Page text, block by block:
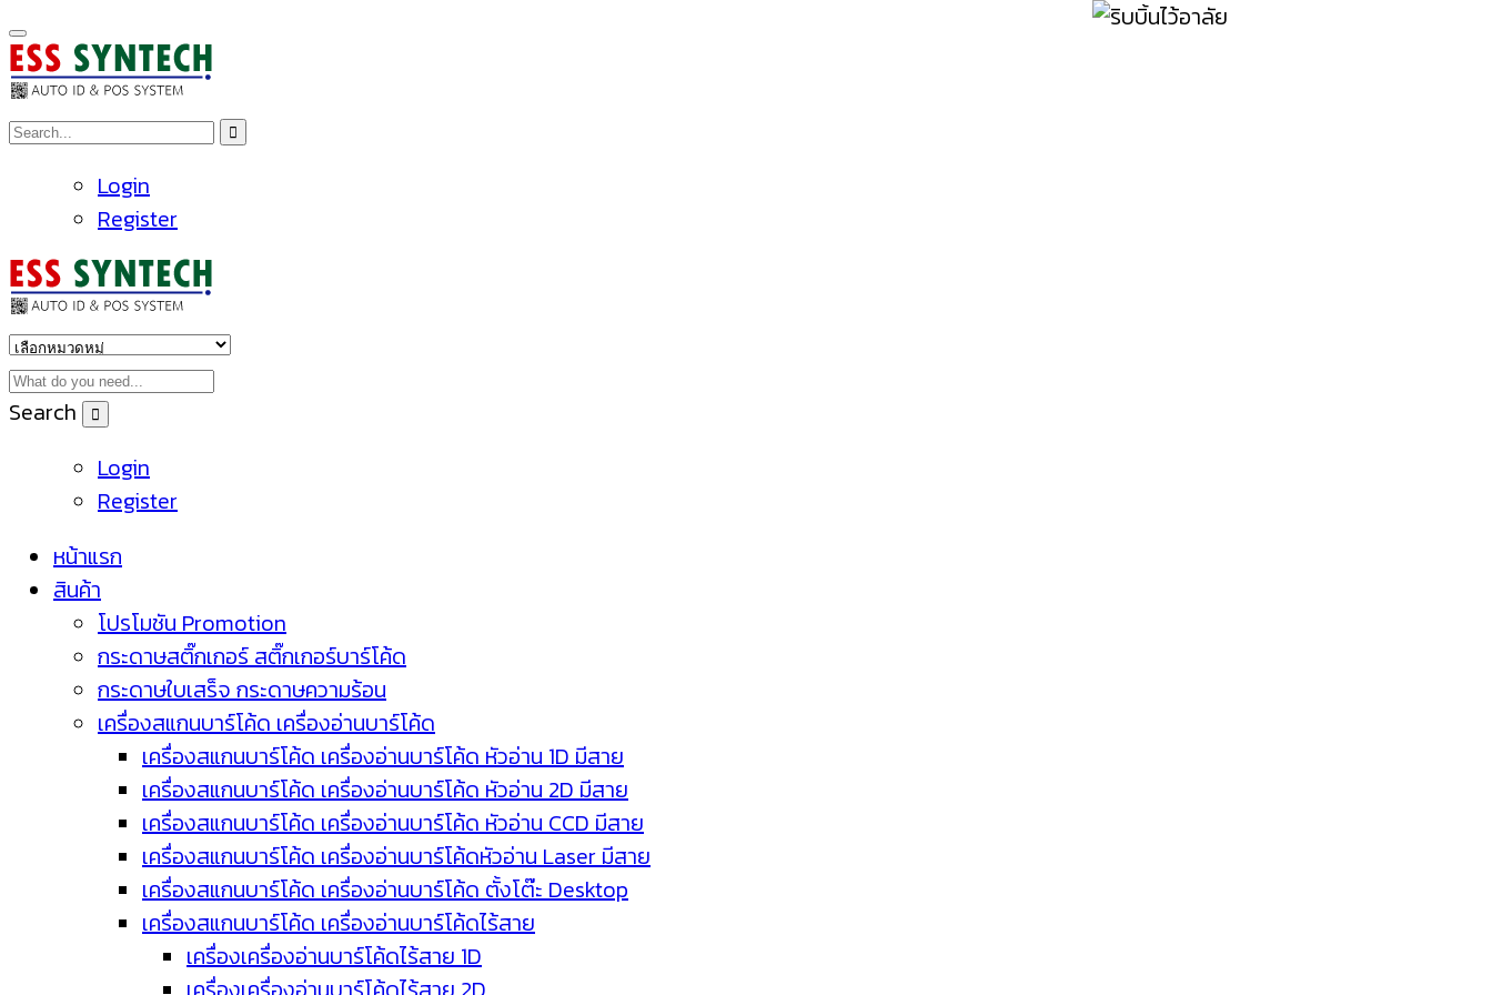
Login
Register
Search
Login
Register
หน้าแรก
สินค้า
โปรโมชัน Promotion
กระดาษสติ๊กเกอร์ สติ๊กเกอร์บาร์โค้ด
กระดาษใบเสร็จ กระดาษความร้อน
เครื่องสแกนบาร์โค้ด เครื่องอ่านบาร์โค้ด
เครื่องสแกนบาร์โค้ด เครื่องอ่านบาร์โค้ด หัวอ่าน 1D มีสาย
เครื่องสแกนบาร์โค้ด เครื่องอ่านบาร์โค้ด หัวอ่าน 2D มีสาย
เครื่องสแกนบาร์โค้ด เครื่องอ่านบาร์โค้ด หัวอ่าน CCD มีสาย
เครื่องสแกนบาร์โค้ด เครื่องอ่านบาร์โค้ดหัวอ่าน Laser มีสาย
เครื่องสแกนบาร์โค้ด เครื่องอ่านบาร์โค้ด ตั้งโต๊ะ Desktop
เครื่องสแกนบาร์โค้ด เครื่องอ่านบาร์โค้ดไร้สาย
เครื่องเครื่องอ่านบาร์โค้ดไร้สาย 1D